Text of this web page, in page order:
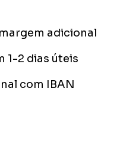
adicional
1-2 dias úteis
com IBAN